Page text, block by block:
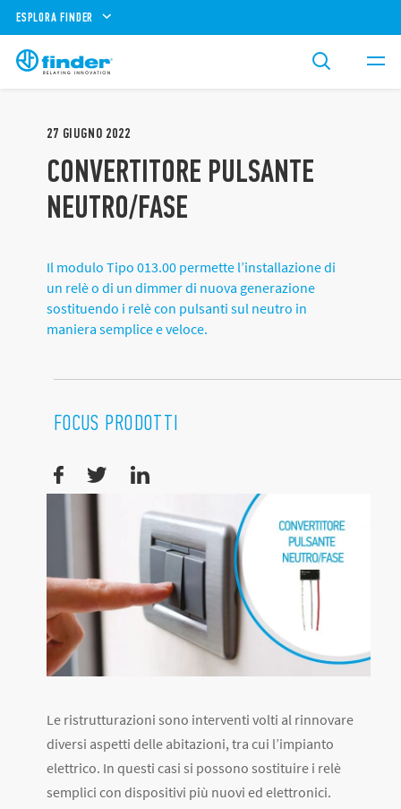
ESPLORA FINDER
27 GIUGNO 2022
CONVERTITORE PULSANTE
NEUTRO/FASE
Il modulo Tipo 013.00 permette l’installazione di
un relè o di un dimmer di nuova generazione
sostituendo i relè con pulsanti sul neutro in
maniera semplice e veloce.
FOCUS PRODOTTI
Le ristrutturazioni sono interventi volti al rinnovare
diversi aspetti delle abitazioni, tra cui l’impianto
elettrico. In questi casi si possono sostituire i relè
semplici con dispositivi più nuovi ed elettronici.